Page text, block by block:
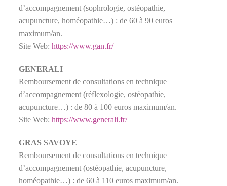
d’accompagnement (sophrologie, ostéopathie,
acupuncture, homéopathie…) : de 60 à 90 euros
maximum/an.
Site Web:https://www.gan.fr/
GENERALI
Remboursement de consultations en technique
d’accompagnement (réflexologie, ostéopathie,
acupuncture…) : de 80 à 100 euros maximum/an.
Site Web:https://www.generali.fr/
GRAS SAVOYE
Remboursement de consultations en technique
d’accompagnement (ostéopathie, acupuncture,
homéopathie…) : de 60 à 110 euros maximum/an.